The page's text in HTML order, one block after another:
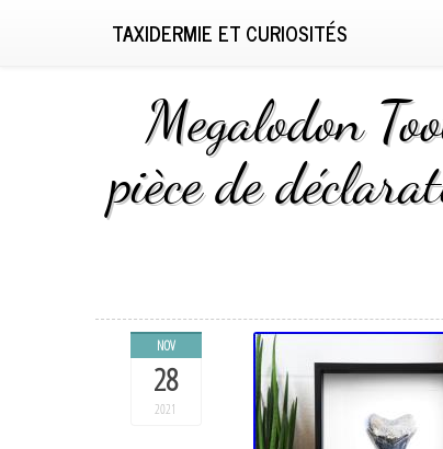
TAXIDERMIE ET CURIOSITÉS
Megalodon
pièce de
NOV
28
2021